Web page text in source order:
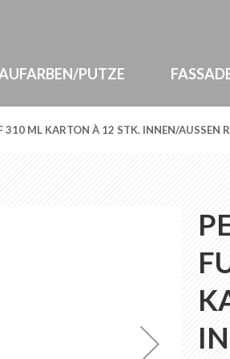
PUTZE
310 ML KARTON À 12 STK. INNEN/AUSSEN